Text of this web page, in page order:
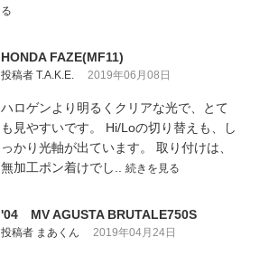
る
HONDA FAZE(MF11)
投稿者 T.A.K.E. 2019年06月08日
ハロゲンより明るくクリアな光で、とて
も見やすいです。 Hi/Loの切り替えも、し
っかり光軸が出ています。 取り付けは、
無加工ポン着けでし.. 続きを見る
'04 MV AGUSTA BRUTALE750S
投稿者 まあくん 2019年04月24日